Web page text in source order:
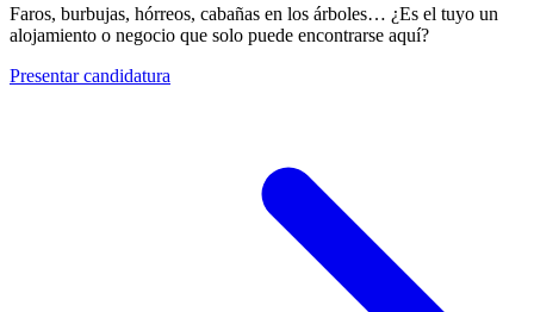
Faros, burbujas, hórreos, cabañas en los árboles… ¿Es el tuyo un
alojamiento o negocio que solo puede encontrarse aquí?
Presentar candidatura